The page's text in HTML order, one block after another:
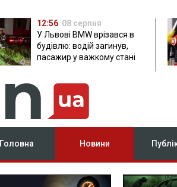
12:56 08 серпня
У Львові BMW врізався в
будівлю: водій загинув,
пасажир у важкому стані
Головна Новини